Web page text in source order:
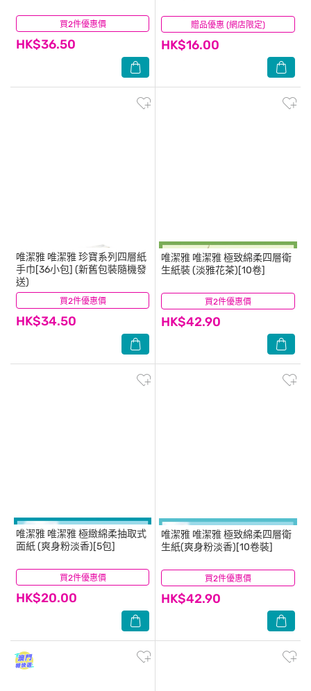
買2件優惠價
HK$36.50
(19) 贈品優惠 (網店限定)
HK$16.00
(33)
買2件優惠價
唯潔雅 唯潔雅 珍寶系列四層紙
手巾[36小包] (新舊包裝隨機發
送)
HK$34.50
(21) 買2件優惠價
唯潔雅 唯潔雅 極致綿柔四層衛
生紙裝 (淡雅花茶)[10卷]
HK$42.90
(9)
買2件優惠價
唯潔雅 唯潔雅 極緻綿柔抽取式
面紙 (爽身粉淡香)[5包]
HK$20.00
(3) 買2件優惠價
唯潔雅 唯潔雅 極致綿柔四層衛
生紙(爽身粉淡香)[10卷裝]
HK$42.90
(5)